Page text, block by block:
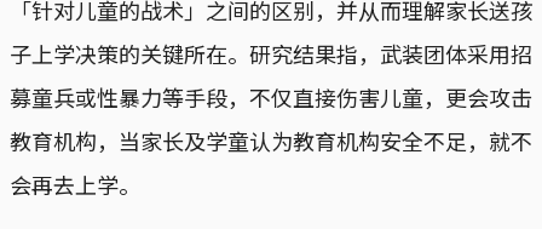
「针对儿童的战术」之间的区别，并从而理解家长送孩
子上学决策的关键所在。研究结果指，武装团体采用招
募童兵或性暴力等手段，不仅直接伤害儿童，更会攻击
教育机构，当家长及学童认为教育机构安全不足，就不
会再去上学。